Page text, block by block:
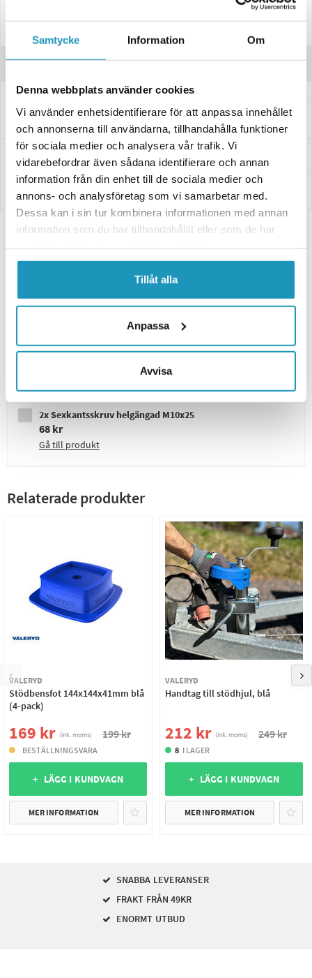
Samtycke Information Om
Denna webbplats använder cookies
Vi använder enhetsidentifierare för att anpassa innehållet
och annonserna till användarna, tillhandahålla funktioner
för sociala medier och analysera vår trafik. Vi
vidarebefordrar även sådana identifierare och annan
information från din enhet till de sociala medier och
annons- och analysföretag som vi samarbetar med.
Dessa kan i sin tur kombinera informationen med annan
information som du har tillhandahållit eller som de har
Tillåt alla
Anpassa
Avvisa
6640101
Recensioner
Frågor och svar
Leverans- & Returinformation
Betalning
2x Stödben 700 mm förzinkat med handtag och stödfot
538 kr
2x Klämfäste stödhjul släpvagn 48 mm
2x Sexkantsskruv helgängad M10x25
68 kr
Gå till produkt
Relaterade produkter
VALERYD
Stödbensfot 144x144x41mm blå
(4-pack)
169 kr (ink. moms) 199 kr
BESTÄLLNINGSVARA
+ LÄGG I KUNDVAGN
MER INFORMATION
VALERYD
Handtag till stödhjul, blå
212 kr (ink. moms) 249 kr
8 I LAGER
+ LÄGG I KUNDVAGN
MER INFORMATION
SNABBA LEVERANSER
FRAKT FRÅN 49KR
ENORMT UTBUD